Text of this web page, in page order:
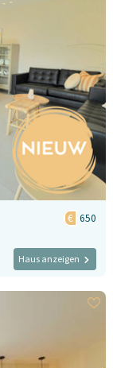
650
Haus anzeigen